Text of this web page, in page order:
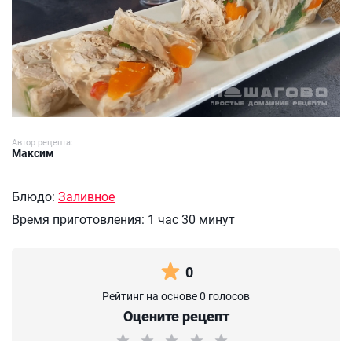
Автор рецепта:
Максим
Блюдо: Заливное
Время приготовления: 1 час 30 минут
0
Рейтинг на основе 0 голосов
Оцените рецепт